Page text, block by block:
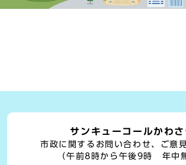
サンキューコールかわさ
市政に関するお問い合わせ、ご意
（午前8時から午後9時 年中